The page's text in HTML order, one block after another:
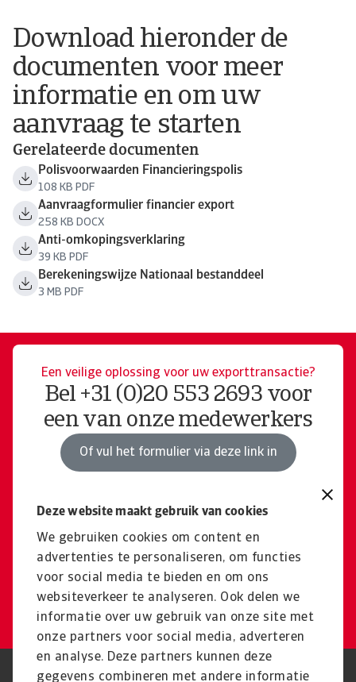
Deze website maakt gebruik van cookies
We gebruiken cookies om content en
advertenties te personaliseren, om functies
voor social media te bieden en om ons
websiteverkeer te analyseren. Ook delen we
informatie over uw gebruik van onze site met
onze partners voor social media, adverteren
en analyse. Deze partners kunnen deze
gegevens combineren met andere informatie
Download hieronder de
documenten voor meer
informatie en om uw
aanvraag te starten
Gerelateerde documenten
Polisvoorwaarden Financieringspolis
108 KB PDF
Aanvraagformulier financier export
258 KB DOCX
Anti-omkopingsverklaring
39 KB PDF
Berekeningswijze Nationaal bestanddeel
3 MB PDF
Een veilige oplossing voor uw exporttransactie?
Bel +31 (0)20 553 2693 voor
een van onze medewerkers
Of vul het formulier via deze link in
Niet gevonden wat u zocht?
Terug naar het algemene
productoverzicht
Productoverzicht